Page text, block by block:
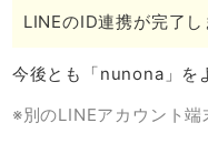
LINEのID連携が完了
今後とも「nunona」を
※別のLINEアカウント端